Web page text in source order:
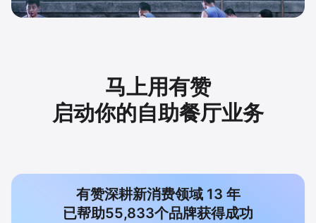
马上用有赞
启动你的自助餐厅业务
有赞深耕新消费领域 13 年
已帮助55,833个品牌获得成功